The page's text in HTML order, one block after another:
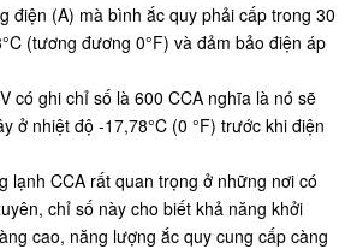
điện (A) mà bình ắc quy phải cấp trong 30
(tương đương 0°F) và đảm bảo điện áp
có ghi chỉ số là 600 CCA nghĩa là nó sẽ
ở nhiệt độ -17,78°C (0 °F) trước khi điện
lạnh CCA rất quan trọng ở những nơi có
chỉ số này cho biết khả năng khởi
cao, năng lượng ắc quy cung cấp càng